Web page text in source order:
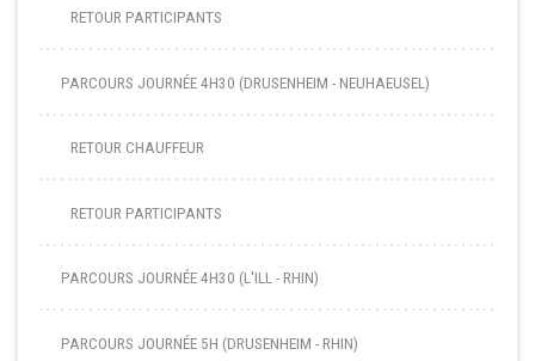
RETOUR PARTICIPANTS
PARCOURS JOURNÉE 4H30 (DRUSENHEIM - NEUHAEUSEL)
RETOUR CHAUFFEUR
RETOUR PARTICIPANTS
PARCOURS JOURNÉE 4H30 (L'ILL - RHIN)
PARCOURS JOURNÉE 5H (DRUSENHEIM - RHIN)